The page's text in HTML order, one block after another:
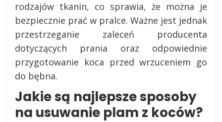
rodzajów tkanin, co sprawia, że można je
bezpiecznie prać w pralce. Ważne jest jednak
przestrzeganie zaleceń producenta
dotyczących prania oraz odpowiednie
przygotowanie koca przed wrzuceniem go
do bębna.
Jakie są najlepsze sposoby
na usuwanie plam z koców?